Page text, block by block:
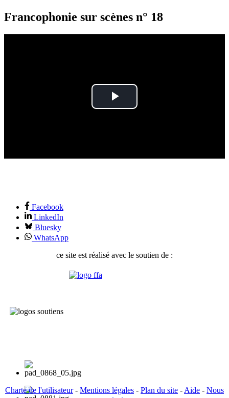
Francophonie sur scènes n° 18
Play
Facebook
LinkedIn
Bluesky
WhatsApp
ce site est réalisé avec le soutien de :
Charte de l'utilisateur- Mentions légales - Plan du site - Aide - Nous